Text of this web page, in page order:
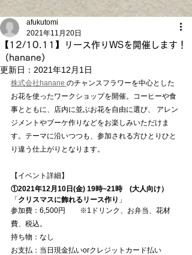
【12/10.11】リース作りWSを開催します！
（hanane）
afukutomi
2021年11月20日
更新日： 2021年12月1日
株式会社hanane のチャンスフラワーを中心とした
お花を使ったワークショップを開催。コーヒーや食
事とともに、店内に並ぶお花を自由に選び、 アレン
ジメントやブーケ作りなどをお楽しみいただけま
す。テーマに沿いつつも、参加される方ひとりひと
り違う仕上がりとなります。
【イベント詳細】
①2021年12月10日(金) 19時~21時　(大人向け）
「 クリスマスに飾れるリース作り 」
参加費：6,500円　　※1ドリンク、お弁当、花材
費、税込。
持ち物：なし
お支払：当日現金払いorクレジットカード払い